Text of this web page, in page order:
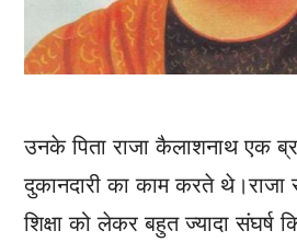
उनके पिता राजा कैलाशनाथ एक
दुकानदारी का काम करते थे।राजा
शिक्षा को लेकर बहुत ज्यादा संघर्ष